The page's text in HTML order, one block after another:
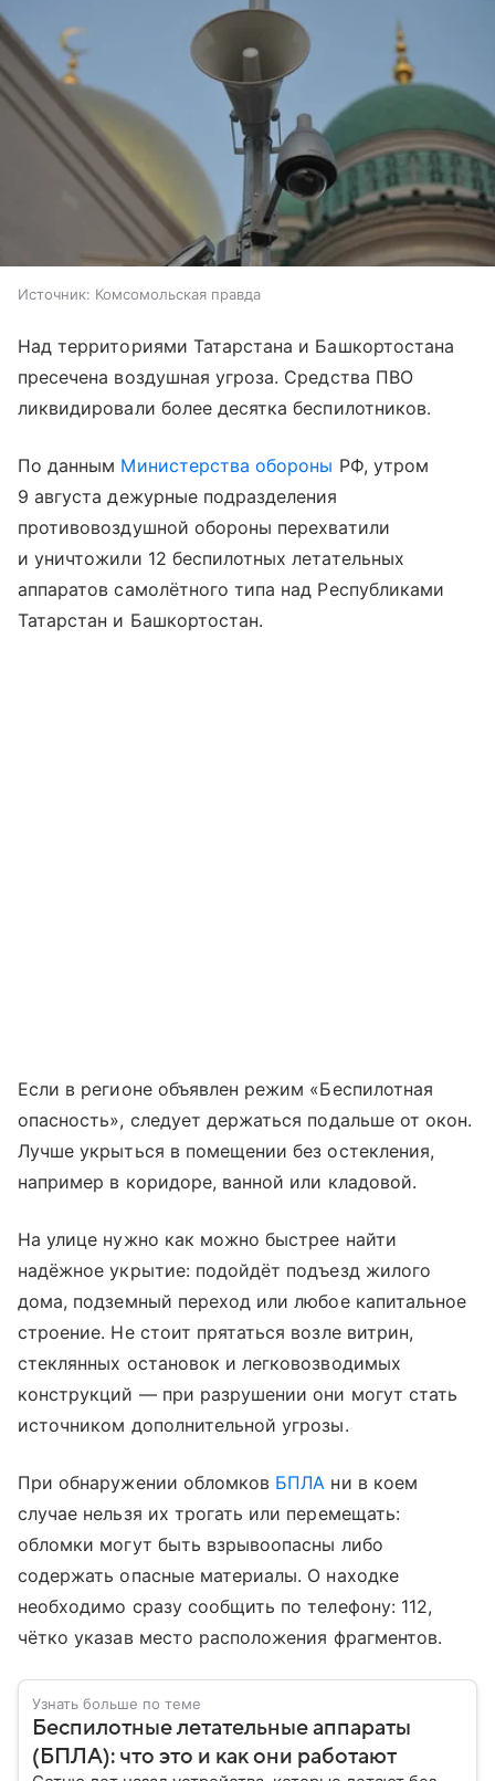
Источник: Комсомольская правда
Над территориями Татарстана и Башкортостана
пресечена воздушная угроза. Средства ПВО
ликвидировали более десятка беспилотников.
По данным Министерства обороны РФ, утром
9 августа дежурные подразделения
противовоздушной обороны перехватили
и уничтожили 12 беспилотных летательных
аппаратов самолётного типа над Республиками
Татарстан и Башкортостан.
Если в регионе объявлен режим «Беспилотная
опасность», следует держаться подальше от окон.
Лучше укрыться в помещении без остекления,
например в коридоре, ванной или кладовой.
На улице нужно как можно быстрее найти
надёжное укрытие: подойдёт подъезд жилого
дома, подземный переход или любое капитальное
строение. Не стоит прятаться возле витрин,
стеклянных остановок и легковозводимых
конструкций — при разрушении они могут стать
источником дополнительной угрозы.
При обнаружении обломков БПЛА ни в коем
случае нельзя их трогать или перемещать:
обломки могут быть взрывоопасны либо
содержать опасные материалы. О находке
необходимо сразу сообщить по телефону: 112,
чётко указав место расположения фрагментов.
Узнать больше по теме
Беспилотные летательные аппараты
(БПЛА): что это и как они работают